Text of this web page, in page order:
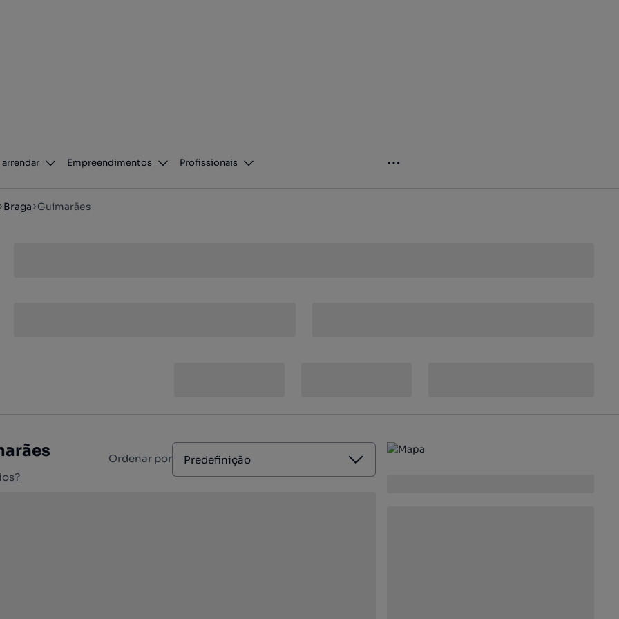
arrendar Empreendimentos Profissionais
Braga Guimarães
Ordenar por Predefinição